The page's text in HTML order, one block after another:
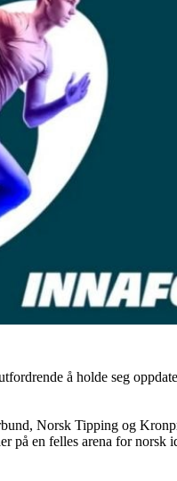
å holde seg
Norsk Tipping og
en felles arena for norsk